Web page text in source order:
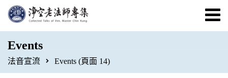
Events
法音宣流 Events (頁面 14)